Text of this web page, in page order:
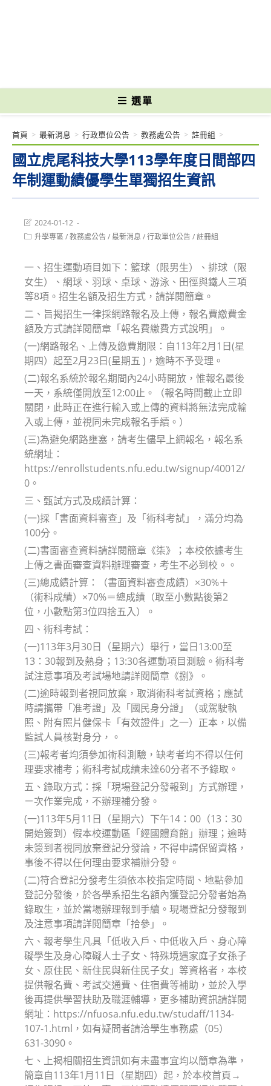
選單
國立虎尾科技大學113學年度日間部四
年制運動績優學生單獨招生資訊
首頁 > 最新消息 > 行政單位公告 > 教務處公告 > 註冊組 >
Post
last
modified:
2024-01-12
Post升學專區/教務處公告/最新消息 /行政單位公告/註冊組
一、招生運動項目如下：籃球（限男生）、排球（限
女生）、網球、羽球、桌球、游泳、田徑與鐵人三項
等8項。招生名額及招生方式，請詳閱簡章。
二、旨揭招生一律採網路報名及上傳，報名費繳費金
額及方式請詳閱簡章「報名費繳費方式說明」。
(一)網路報名、上傳及繳費期限：自113年2月1日(星
期四）起至2月23日(星期五 )，逾時不予受理。
(二)報名系統於報名期間內24小時開放，惟報名最後
一天，系統僅開放至12:00止。（報名時間截止立即
關閉，此時正在進行輸入或上傳的資料將無法完成輸
入或上傳，並視同未完成報名手續。）
(三)為避免網路壅塞，請考生儘早上網報名，報名系
統網址：
https://enrollstudents.nfu.edu.tw/signup/40012/
0。
三、甄試方式及成績計算：
(一)採「書面資料審查」及「術科考試」，滿分均為
100分。
(二)書面審查資料請詳閱簡章《柒》；本校依據考生
上傳之書面審查資料辦理審查，考生不必到校。。
(三)總成績計算：（書面資料審查成績）×30%＋
（術科成績）×70%＝總成績（取至小數點後第2
位，小數點第3位四捨五入）。
四、術科考試：
(一)113年3月30日（星期六）舉行，當日13:00至
13：30報到及熱身；13:30各運動項目測驗。術科考
試注意事項及考試場地請詳閱簡章《捌》。
(二)逾時報到者視同放棄，取消術科考試資格；應試
時請攜帶「准考證」及「國民身分證」（或駕駛執
照、附有照片健保卡「有效證件」之一）正本，以備
監試人員核對身分，。
(三)報考者均須參加術科測驗，缺考者均不得以任何
理要求補考；術科考試成績未達60分者不予錄取。
五、錄取方式：採「現場登記分發報到」方式辦理，
ㄧ次作業完成，不辦理補分發。
(一)113年5月11日（星期六）下午14：00（13：30
開始簽到）假本校運動區「經國體育館」辦理；逾時
未簽到者視同放棄登記分發論，不得申請保留資格，
事後不得以任何理由要求補辦分發。
(二)符合登記分發考生須依本校指定時間、地點參加
登記分發後，於各學系招生名額內獲登記分發者始為
錄取生，並於當場辦理報到手續。現場登記分發報到
及注意事項請詳閱簡章「拾參」。
六、報考學生凡具「低收入戶、中低收入戶、身心障
礙學生及身心障礙人士子女、特殊境遇家庭子女孫子
女、原住民、新住民與新住民子女」等資格者，本校
提供報名費、考試交通費、住宿費等補助，並於入學
後再提供學習扶助及職涯輔導，更多補助資訊請詳閱
網址：https://nfuosa.nfu.edu.tw/studaff/1134-
107-1.html，如有疑問者請洽學生事務處（05）
631-3090。
七、上揭相關招生資訊如有未盡事宜均以簡章為準，
簡章自113年1月11日（星期四）起，於本校首頁→